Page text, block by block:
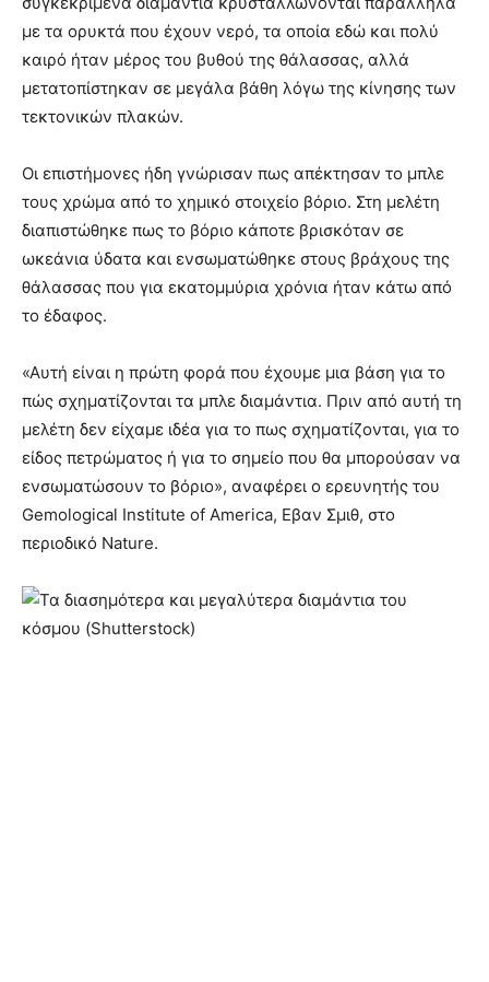
με τα ορυκτά που έχουν νερό, τα οποία εδώ και πολύ
καιρό ήταν μέρος του βυθού της θάλασσας, αλλά
μετατοπίστηκαν σε μεγάλα βάθη λόγω της κίνησης των
τεκτονικών πλακών.
Οι επιστήμονες ήδη γνώρισαν πως απέκτησαν το μπλε
τους χρώμα από το χημικό στοιχείο βόριο. Στη μελέτη
διαπιστώθηκε πως το βόριο κάποτε βρισκόταν σε
ωκεάνια ύδατα και ενσωματώθηκε στους βράχους της
θάλασσας που για εκατομμύρια χρόνια ήταν κάτω από
το έδαφος.
«Αυτή είναι η πρώτη φορά που έχουμε μια βάση για το
πώς σχηματίζονται τα μπλε διαμάντια. Πριν από αυτή τη
μελέτη δεν είχαμε ιδέα για το πως σχηματίζονται, για το
είδος πετρώματος ή για το σημείο που θα μπορούσαν να
ενσωματώσουν το βόριο», αναφέρει ο ερευνητής του
Gemological Institute of America, Εβαν Σμιθ, στο
περιοδικό Nature.